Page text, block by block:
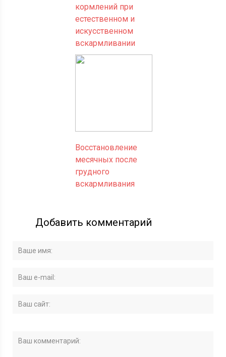
кормлений при
естественном и
искусственном
вскармливании
Восстановление
месячных после
грудного
вскармливания
Добавить комментарий